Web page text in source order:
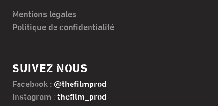
Mentions légales
Politique de confidentialité
SUIVEZ NOUS
Facebook : @thefilmprod
Instagram : thefilm_prod